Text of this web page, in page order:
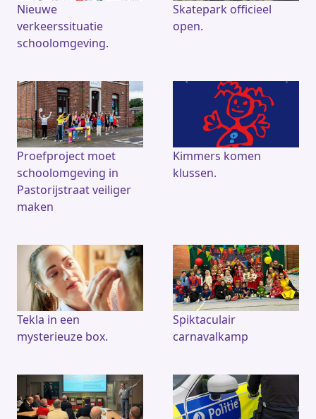
Nieuwe
verkeerssituatie
schoolomgeving.
Skatepark officieel
open.
Proefproject moet
schoolomgeving in
Pastorijstraat veiliger
maken
Kimmers komen
klussen.
Tekla in een
mysterieuze box.
Spiktaculair
carnavalkamp